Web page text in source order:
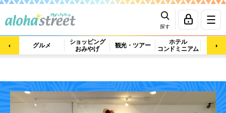
探す
グルメ
ショッピング
おみやげ
観光・ツアー
ホテル
コンドミニアム
マッ